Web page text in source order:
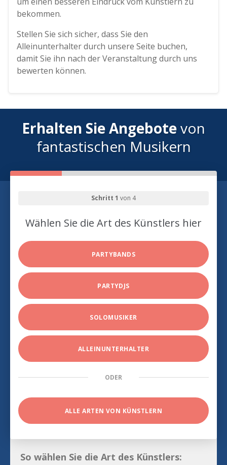
bekommen.
Stellen Sie sich sicher, dass Sie den
Alleinunterhalter durch unsere Seite buchen,
damit Sie ihn nach der Veranstaltung durch uns
bewerten können.
Erhalten Sie Angebotevon
fantastischen Musikern
Schritt 1 von 4
Wählen Sie die Art des Künstlers hier
PARTYBANDS
PARTYDJS
SOLOMUSIKER
ALLEINUNTERHALTER
ODER
ALLE ARTEN VON KÜNSTLERN
So wählen Sie die Art des Künstlers: